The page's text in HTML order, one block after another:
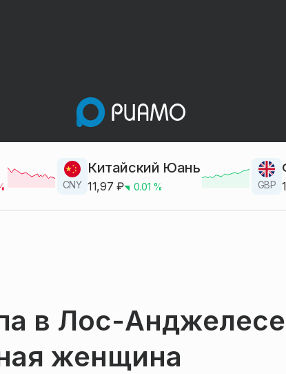
CNY
Китайский Юань
11,97 ₽ 0.01 % GBP
в Лос-Анджелесе
женщина